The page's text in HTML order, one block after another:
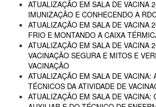
ATUALIZAÇÃO EM SALA DE VACINA
IMUNIZAÇÃO E CONHECENDO A
ATUALIZAÇÃO EM SALA DE VACINA
FRIO E MONTANDO A CAIXA
ATUALIZAÇÃO EM SALA DE VACINA
VACINAÇÃO SEGURA E MITOS E
VACINAÇÃO
ATUALIZAÇÃO EM SALA DE VACINA:
TÉCNICOS DA ATIVIDADE DE
ATUALIZAÇÃO EM SALA DE VACINA: